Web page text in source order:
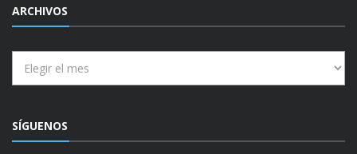
ARCHIVOS
SÍGUENOS